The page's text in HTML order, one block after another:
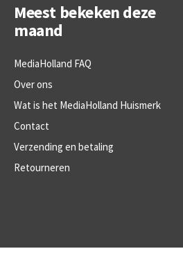
Meest bekeken deze
maand
MediaHolland FAQ
Over ons
Wat is het MediaHolland Huismerk
Contact
Verzending en betaling
Retourneren